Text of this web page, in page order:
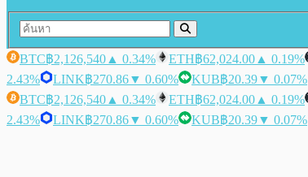
BTC฿2,126,540 ▲ 0.34% ETH฿62,024.00 ▲ 0.19%
2.43%
LINK฿270.86▼ 0.60% KUB฿20.39▼ 0.07%
BTC฿2,126,540 ▲ 0.34% ETH฿62,024.00 ▲ 0.19%
2.43%
LINK฿270.86▼ 0.60% KUB฿20.39▼ 0.07%